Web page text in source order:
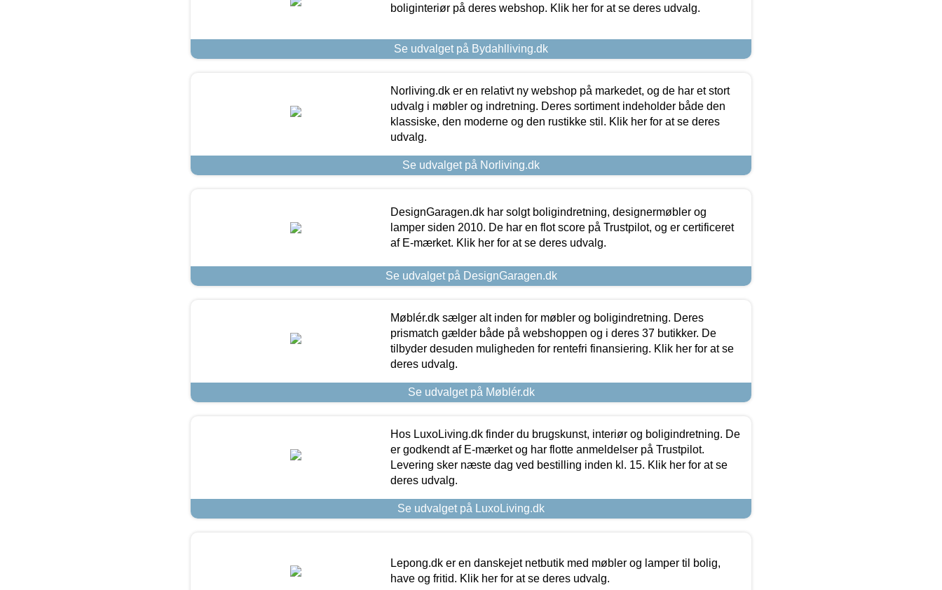
boliginteriør på deres webshop. Klik her for at se deres udvalg.
Se udvalget på Bydahlliving.dk
Norliving.dk er en relativt ny webshop på markedet, og de har et stort
udvalg i møbler og indretning. Deres sortiment indeholder både den
klassiske, den moderne og den rustikke stil. Klik her for at se deres
udvalg.
Se udvalget på Norliving.dk
DesignGaragen.dk har solgt boligindretning, designermøbler og
lamper siden 2010. De har en flot score på Trustpilot, og er certificeret
af E-mærket. Klik her for at se deres udvalg.
Se udvalget på DesignGaragen.dk
Møblér.dk sælger alt inden for møbler og boligindretning. Deres
prismatch gælder både på webshoppen og i deres 37 butikker. De
tilbyder desuden muligheden for rentefri finansiering. Klik her for at se
deres udvalg.
Se udvalget på Møblér.dk
Hos LuxoLiving.dk finder du brugskunst, interiør og boligindretning. De
er godkendt af E-mærket og har flotte anmeldelser på Trustpilot.
Levering sker næste dag ved bestilling inden kl. 15. Klik her for at se
deres udvalg.
Se udvalget på LuxoLiving.dk
Lepong.dk er en danskejet netbutik med møbler og lamper til bolig,
have og fritid. Klik her for at se deres udvalg.